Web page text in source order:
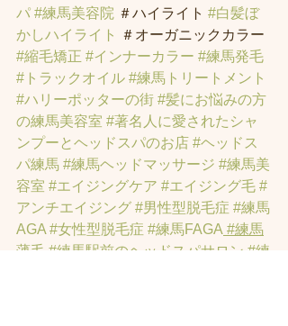
パ #練馬美容院 ＃ハイライト #白髪ぼ
かしハイライト
＃オーガニックカラー
#縮毛矯正 #インナーカラー #練馬発毛
#トラックオイル #練馬トリートメント
#ハリーポッターの街 #髪にお悩みの方
の練馬美容室 #著名人に愛されたシャ
ンプーとヘッドスパのお店 #ヘッドス
パ練馬 #練馬ヘッドマッサージ #練馬美
容室 #エイジングケア #エイジング毛 #
アンチエイジング #男性型脱毛症 #練馬
AGA #女性型脱毛症 #練馬FAGA #練馬
薄毛 #練馬駅前のヘッドスパサロン #練